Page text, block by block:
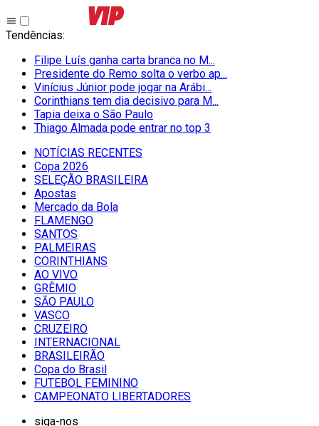
Tendências:
Filipe Luís ganha carta branca no M...
Presidente do Remo solta o verbo ap...
Vinícius Júnior pode jogar na Arábi...
Corinthians tem dia decisivo para M...
Tapia deixa o São Paulo
Thiago Almada pode entrar no top 3
NOTÍCIAS RECENTES
Copa 2026
SELEÇÃO BRASILEIRA
Apostas
Mercado da Bola
FLAMENGO
SANTOS
PALMEIRAS
CORINTHIANS
AO VIVO
GRÊMIO
SĀO PAULO
VASCO
CRUZEIRO
INTERNACIONAL
BRASILEIRÃO
Copa do Brasil
FUTEBOL FEMININO
CAMPEONATO LIBERTADORES
siga-nos